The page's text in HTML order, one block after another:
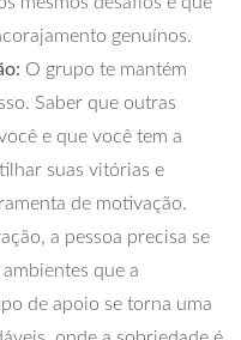
genuínos.
O grupo te mantém
Saber que outras
e que você tem a
suas vitórias e
de motivação.
a pessoa precisa se
que a
de apoio se torna uma